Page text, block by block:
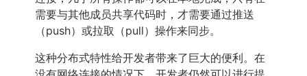
需要与其他成员共享代码时，才需要通过推送
（push）或拉取（pull）操作来同步。
这种分布式特性给开发者带来了巨大的便利。在